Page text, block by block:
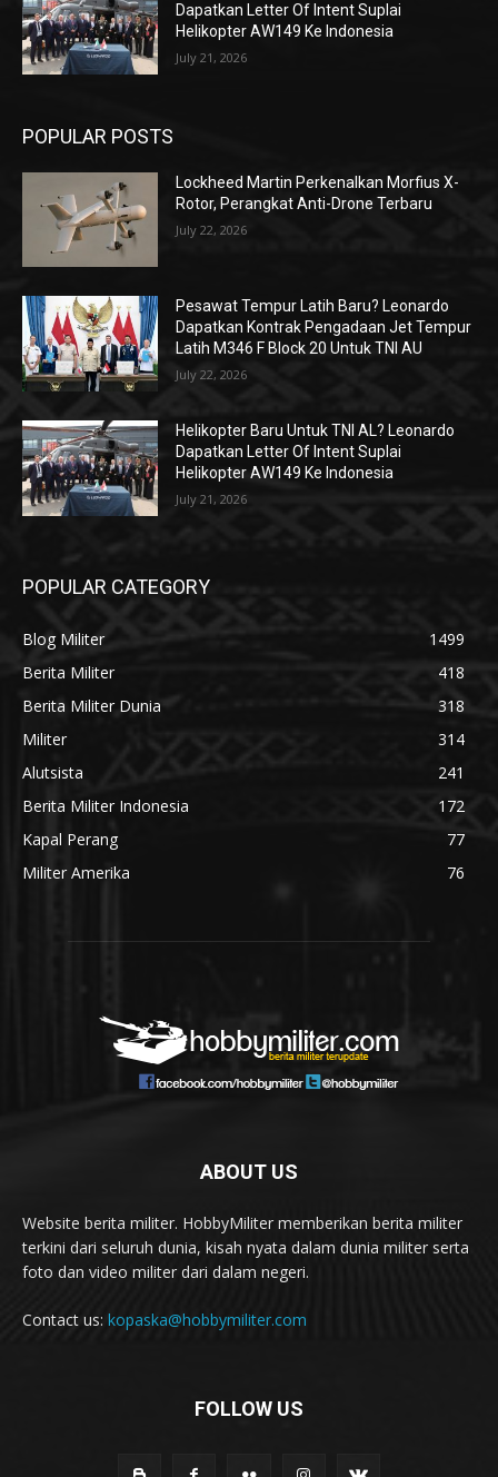
Dapatkan Letter Of Intent Suplai
Helikopter AW149 Ke Indonesia
July 21, 2026
POPULAR POSTS
Lockheed Martin Perkenalkan Morfius X-
Rotor, Perangkat Anti-Drone Terbaru
July 22, 2026
Pesawat Tempur Latih Baru? Leonardo
Dapatkan Kontrak Pengadaan Jet Tempur
Latih M346 F Block 20 Untuk TNI AU
July 22, 2026
Helikopter Baru Untuk TNI AL? Leonardo
Dapatkan Letter Of Intent Suplai
Helikopter AW149 Ke Indonesia
July 21, 2026
POPULAR CATEGORY
Blog Militer
1499
Berita Militer
418
Berita Militer Dunia
318
Militer
314
Alutsista
241
Berita Militer Indonesia
172
Kapal Perang
77
Militer Amerika
76
ABOUT US
Website berita militer. HobbyMiliter memberikan berita militer
terkini dari seluruh dunia, kisah nyata dalam dunia militer serta
foto dan video militer dari dalam negeri.
Contact us: kopaska@hobbymiliter.com
FOLLOW US